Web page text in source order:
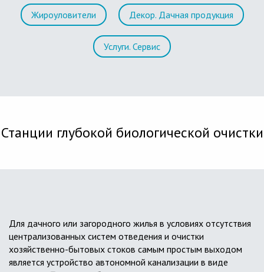
Жироуловители Декор. Дачная продукция
Услуги. Сервис
Станции глубокой биологической очистки
Для дачного или загородного жилья в условиях отсутствия
централизованных систем отведения и очистки
хозяйственно-бытовых стоков самым простым выходом
является устройство автономной канализации в виде